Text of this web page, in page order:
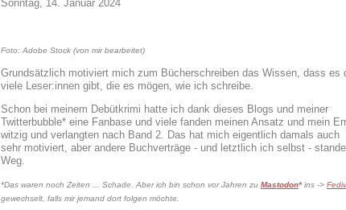
Sonntag, 14. Januar 2024
Foto: Adobe Stock (von mir bearbeitet)
Grundsätzlich motiviert mich zum Bücherschreiben das Wissen, dass es
viele Leser:innen gibt, die es mögen, wie ich schreibe.
Schon bei meinem Debütkrimi hatte ich dank dieses Blogs und meiner
Twitterbubble* eine Fanbase und viele fanden meinen Ansatz und mein
witzig und verlangten nach Band 2. Das hat mich eigentlich damals auch
sehr motiviert, aber andere Buchverträge - und letztlich ich selbst -
Weg.
*Das waren noch Zeiten ... Schade. Aber ich bin schon vor Jahren zu Mastodon* ins ->
gewechselt, falls mir jemand dort folgen möchte.